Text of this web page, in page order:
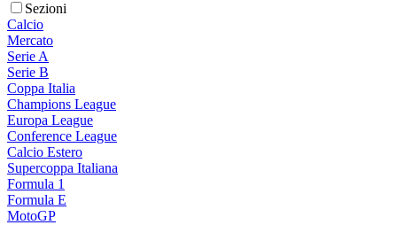
Sezioni
Calcio
Mercato
Serie A
Serie B
Coppa Italia
Champions League
Europa League
Conference League
Calcio Estero
Supercoppa Italiana
Formula 1
Formula E
MotoGP